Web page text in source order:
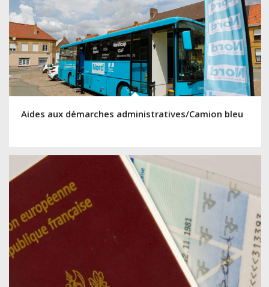
Aides aux démarches administratives/Camion bleu